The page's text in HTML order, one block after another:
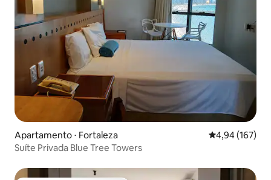
Apartamento ⋅ Fortaleza 4,94 de uma
4,94 (167)
Suíte Privada Blue Tree Towers